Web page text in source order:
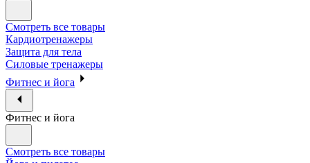
Смотреть все товары
Кардиотренажеры
Защита для тела
Силовые тренажеры
Фитнес и йога
Фитнес и йога
Смотреть все товары